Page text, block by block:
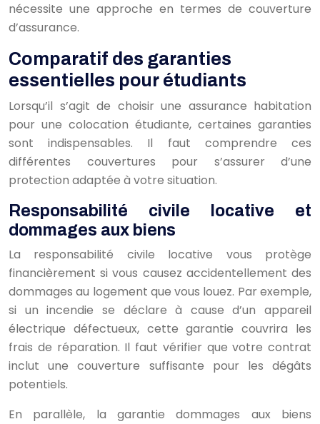
nécessite une approche en termes de couverture
d’assurance.
Comparatif des garanties
essentielles pour étudiants
Lorsqu’il s’agit de choisir une assurance habitation
pour une colocation étudiante, certaines garanties
sont indispensables. Il faut comprendre ces
différentes couvertures pour s’assurer d’une
protection adaptée à votre situation.
Responsabilité civile locative et
dommages aux biens
La responsabilité civile locative vous protège
financièrement si vous causez accidentellement des
dommages au logement que vous louez. Par exemple,
si un incendie se déclare à cause d’un appareil
électrique défectueux, cette garantie couvrira les
frais de réparation. Il faut vérifier que votre contrat
inclut une couverture suffisante pour les dégâts
potentiels.
En parallèle, la garantie dommages aux biens